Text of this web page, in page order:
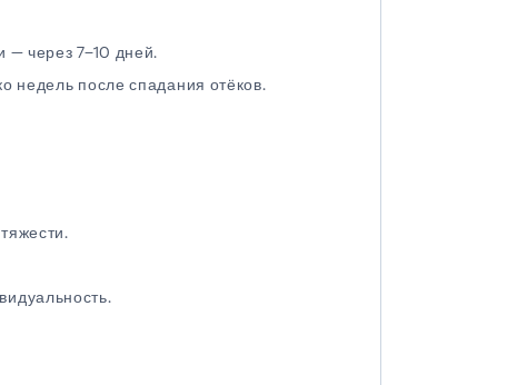
— через 7–10 дней.
недель после спадания отёков.